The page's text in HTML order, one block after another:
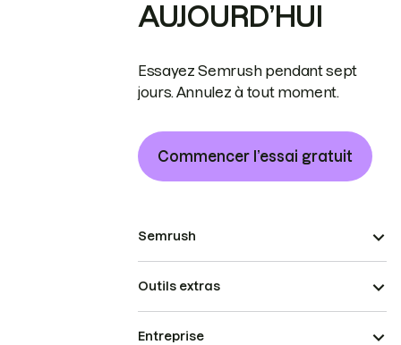
AUJOURD’HUI
Essayez Semrush pendant sept
jours. Annulez à tout moment.
Commencer l’essai gratuit
Semrush
Outils extras
Entreprise